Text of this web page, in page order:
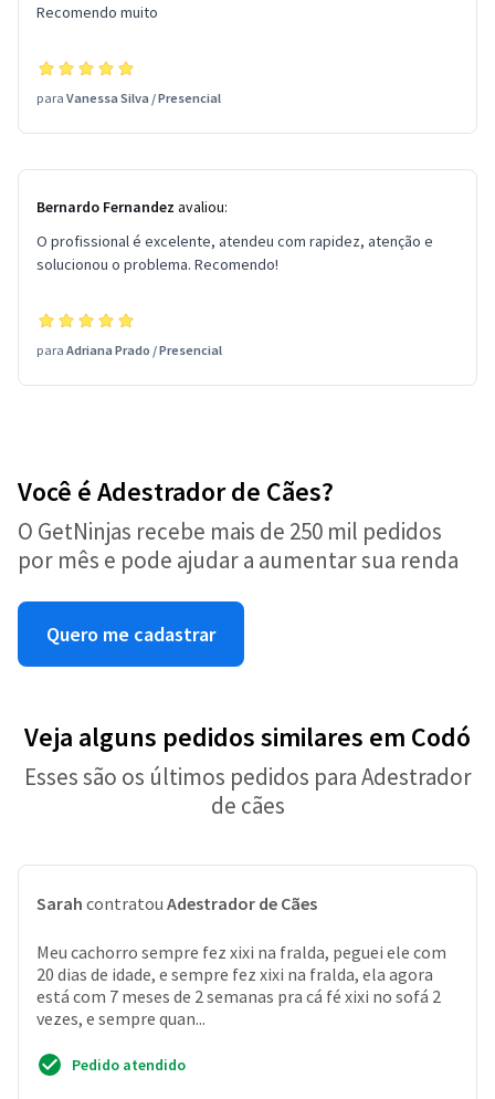
Recomendo muito
para Vanessa Silva /Presencial
Bernardo Fernandez avaliou:
O profissional é excelente, atendeu com rapidez, atenção e
solucionou o problema. Recomendo!
para Adriana Prado /Presencial
Você é Adestrador de Cães?
O GetNinjas recebe mais de 250 mil pedidos
por mês e pode ajudar a aumentar sua renda
Quero me cadastrar
Veja alguns pedidos similares em Codó
Esses são os últimos pedidos para Adestrador
de cães
Sarah contratou Adestrador de Cães
Meu cachorro sempre fez xixi na fralda, peguei ele com
20 dias de idade, e sempre fez xixi na fralda, ela agora
está com 7 meses de 2 semanas pra cá fé xixi no sofá 2
vezes, e sempre quan...
Pedido atendido